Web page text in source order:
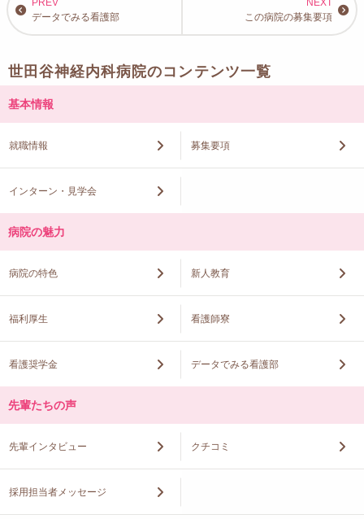
データでみる看護部 この病院の募集要項
世田谷神経内科病院のコンテンツ一覧
基本情報
就職情報 募集要項
インターン・見学会
病院の魅力
病院の特色 新人教育
福利厚生 看護師寮
看護奨学金 データでみる看護部
先輩たちの声
先輩インタビュー クチコミ
採用担当者メッセージ